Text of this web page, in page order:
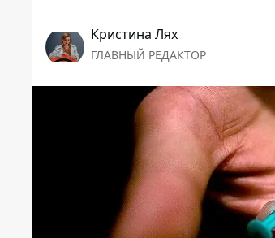
Кристина Лях
ГЛАВНЫЙ РЕДАКТОР